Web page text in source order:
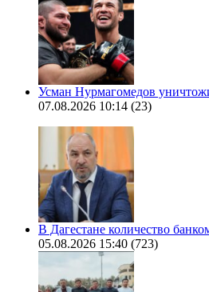
Усман Нурмагомедов
07.08.2026 10:14 (23)
В Дагестане количество
05.08.2026 15:40 (723)